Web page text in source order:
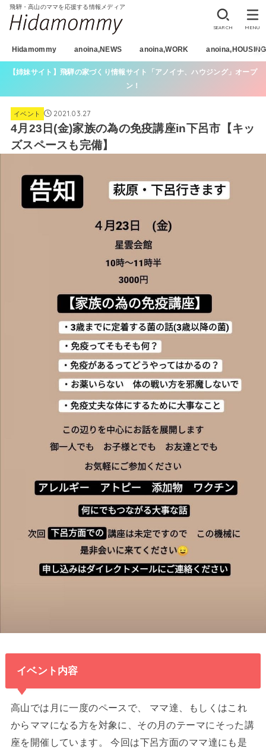
飛騨・高山のママを応援する情報メディア
Hidamommy anoina,NEWS anoina,WORK anoina,HOUSING
SEARCH MENU
【姉妹サイト】飛騨の家づくり情報サイト「アノイナ、ハウジング」オープ
ン！
イベント 2021.03.27
4月23日(金)家族の為の免疫講座in下呂市【キッ
ズスペースも完備】
イベント内容
高山では月に一度のペースで、 ママ達、もしくはこれ
からママになる方を対象に、その月のテーマにそった講
座を開催しています。 今回は下呂方面のママ達にも是